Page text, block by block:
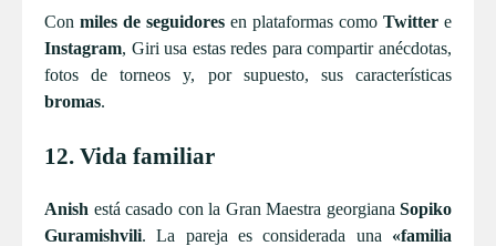
Con miles de seguidores en plataformas como Twitter e
Instagram, Giri usa estas redes para compartir anécdotas,
fotos de torneos y, por supuesto, sus características
bromas.
12. Vida familiar
Anish está casado con la Gran Maestra georgiana Sopiko
Guramishvili. La pareja es considerada una «familia